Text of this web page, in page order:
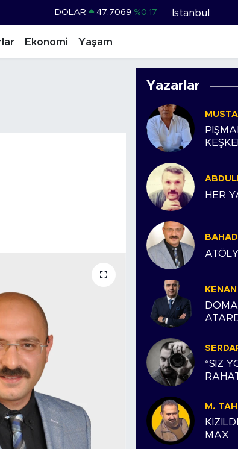
DOLAR 47,7069 %0.17
STERLİN 64,1897 %0.02
%-0.76
İstanbul
Ekonomi Yaşam
Yazarlar
HER
“SİZ
M.
MAX